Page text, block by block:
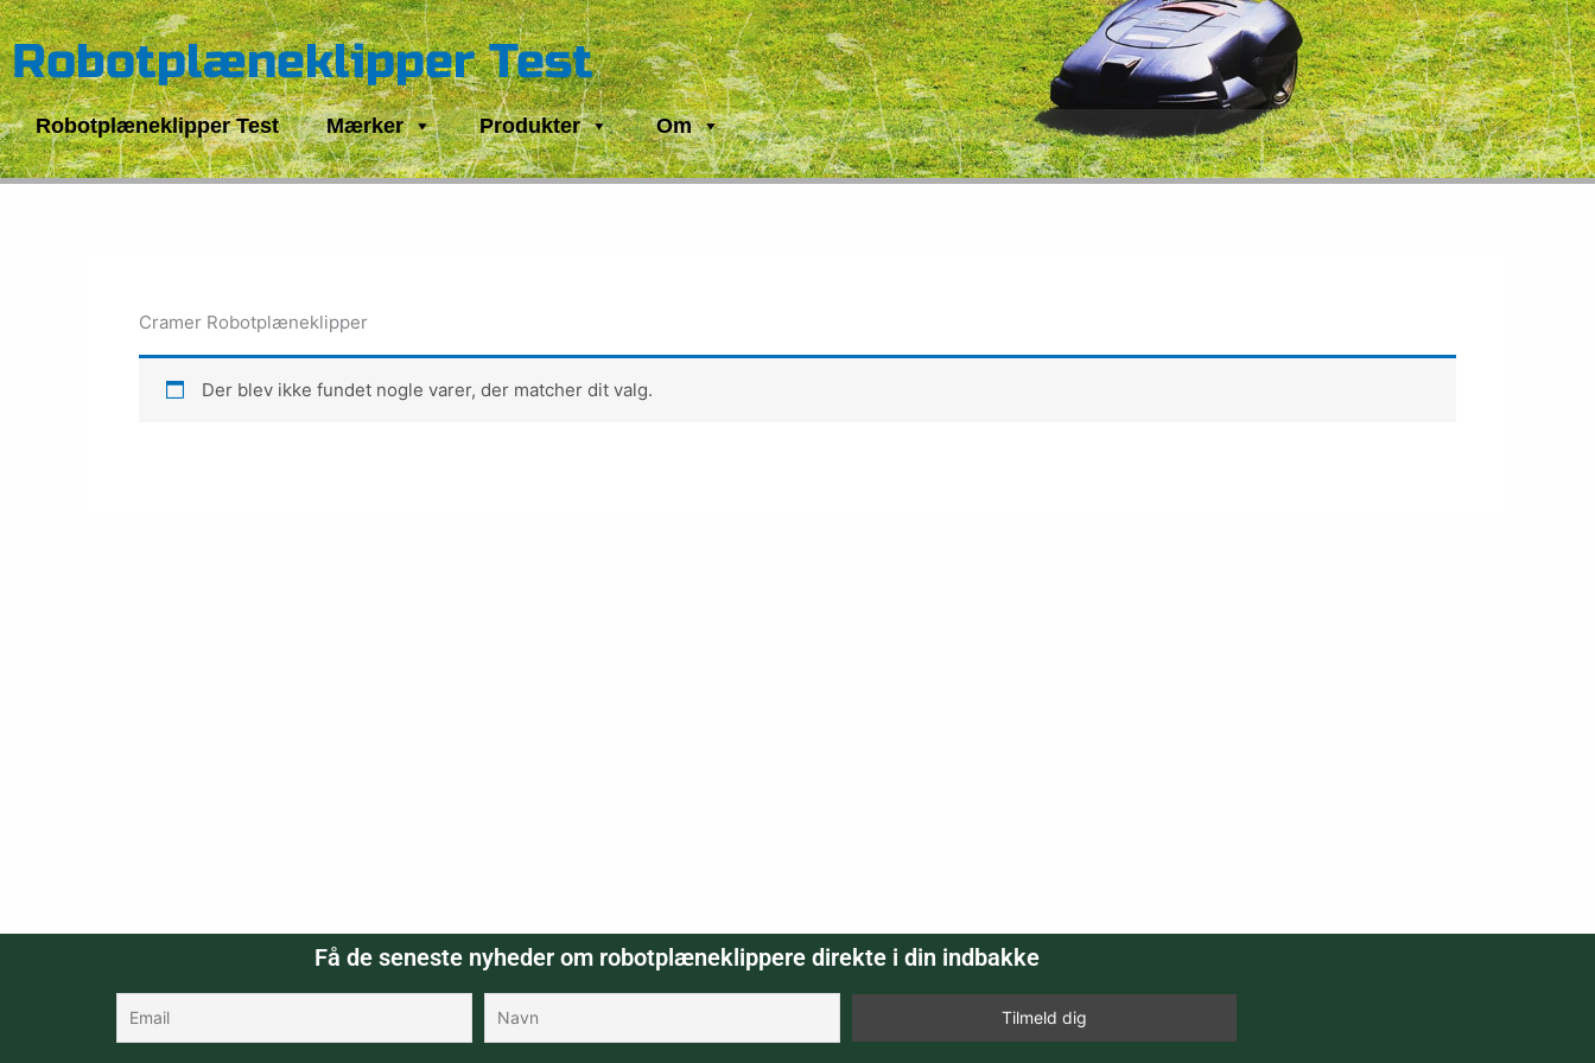
Gå
til
indholdet
Robotplæneklipper Test
Robotplæneklipper Test Mærker Produkter Om
Cramer Robotplæneklipper
Der blev ikke fundet nogle varer, der matcher dit valg.
Få de seneste nyheder om robotplæneklippere direkte i din indbakke